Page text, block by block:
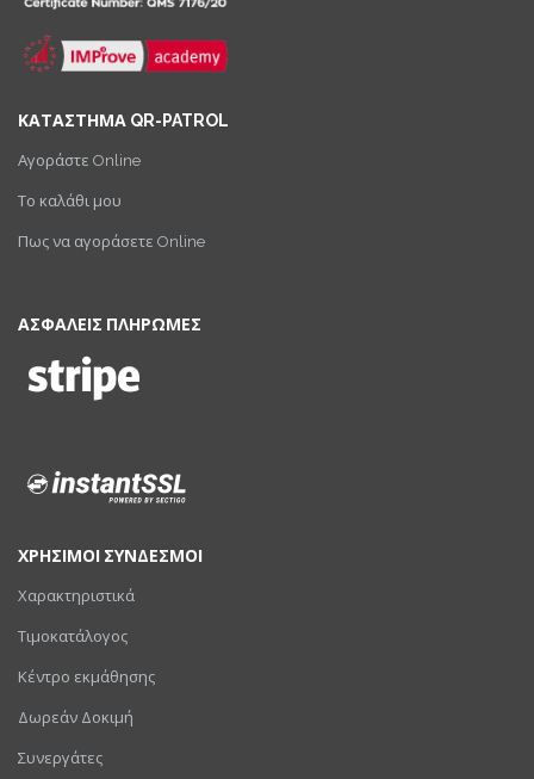
ΚΑΤΑΣΤΗΜΑ QR-PATROL
Αγοράστε Online
Το καλάθι μου
Πως να αγοράσετε Online
ΑΣΦΑΛΕΙΣ ΠΛΗΡΩΜΕΣ
ΧΡΗΣΙΜΟΙ ΣΥΝΔΕΣΜΟΙ
Χαρακτηριστικά
Τιμοκατάλογος
Κέντρο εκμάθησης
Δωρεάν Δοκιμή
Συνεργάτες